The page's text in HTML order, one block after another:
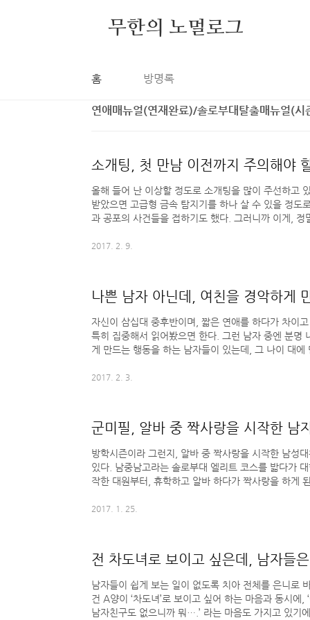
무한의 노멀로그
홈 방명록
연애매뉴얼(연재완료)/솔로부대탈출매뉴얼(시
소개팅, 첫 만남 이전까지 주의해야
올해 들어 난 이상할 정도로 소개팅을 많이 주선하고
받았으면 고급형 금속 탐지기를 하나 살 수 있을 정도
과 공포의 사건들을 접하기도 했다. 그러니까 이게, 정
그 상황에서 그런 얘기를 하진 않겠지?’ ‘설마 그런 걸
2017. 2. 9.
나쁜 남자 아닌데, 여친을 경악하게
자신이 삼십대 중후반이며, 짧은 연애를 하다가 차이
특히 집중해서 읽어봤으면 한다. 그런 남자 중엔 분명
게 만드는 행동을 하는 남자들이 있는데, 그 나이 대에
에도 불구하고 자신의 문제를 전혀 모르는 경우가 많다
글둥..
2017. 2. 3.
군미필, 알바 중 짝사랑을 시작한 남
방학시즌이라 그런지, 알바 중 짝사랑을 시작한 남성
있다. 남중남고라는 솔로부대 엘리트 코스를 밟다가
작한 대원부터, 휴학하고 알바 하다가 짝사랑을 하게
직구를 날렸지만 까임. - 마침 남친과 헤어졌길래 사귀
2017. 1. 25.
전 차도녀로 보이고 싶은데, 남자들
남자들이 쉽게 보는 일이 없도록 치아 전체를 은니로
건 A양이 ‘차도녀’로 보이고 싶어 하는 마음과 동시에,
남자친구도 없으니까 뭐….’ 라는 마음도 가지고 있기